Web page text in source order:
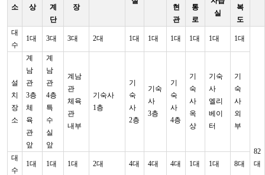
소
상
계
단
장
현
관
통
로
실
복
도
대
수
1대 3대 3대 2대 1대 1대 1대 1대 1대 1대
82
대
설
치
장
소
계
남
관
3층
체
육
관
앞
계
남
관
4층
특
수
실
앞
계남
관
체육
관
내부
기숙사
1층
기
숙
사
2층
기숙
사
3층
기
숙
사
4층
기
숙
사
옥
상
기숙
사
엘리
베이
터
기
숙
사
외
부
대
수
1대 1대 1대 2대 4대 4대 4대 1대 1대 8대